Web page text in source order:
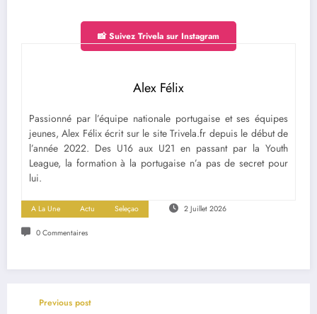
📸 Suivez Trivela sur Instagram
Alex Félix
Passionné par l’équipe nationale portugaise et ses équipes
jeunes, Alex Félix écrit sur le site Trivela.fr depuis le début de
l’année 2022. Des U16 aux U21 en passant par la Youth
League, la formation à la portugaise n’a pas de secret pour
lui.
A La Une Actu Seleçao 2 Juillet 2026
0 Commentaires
Previous post